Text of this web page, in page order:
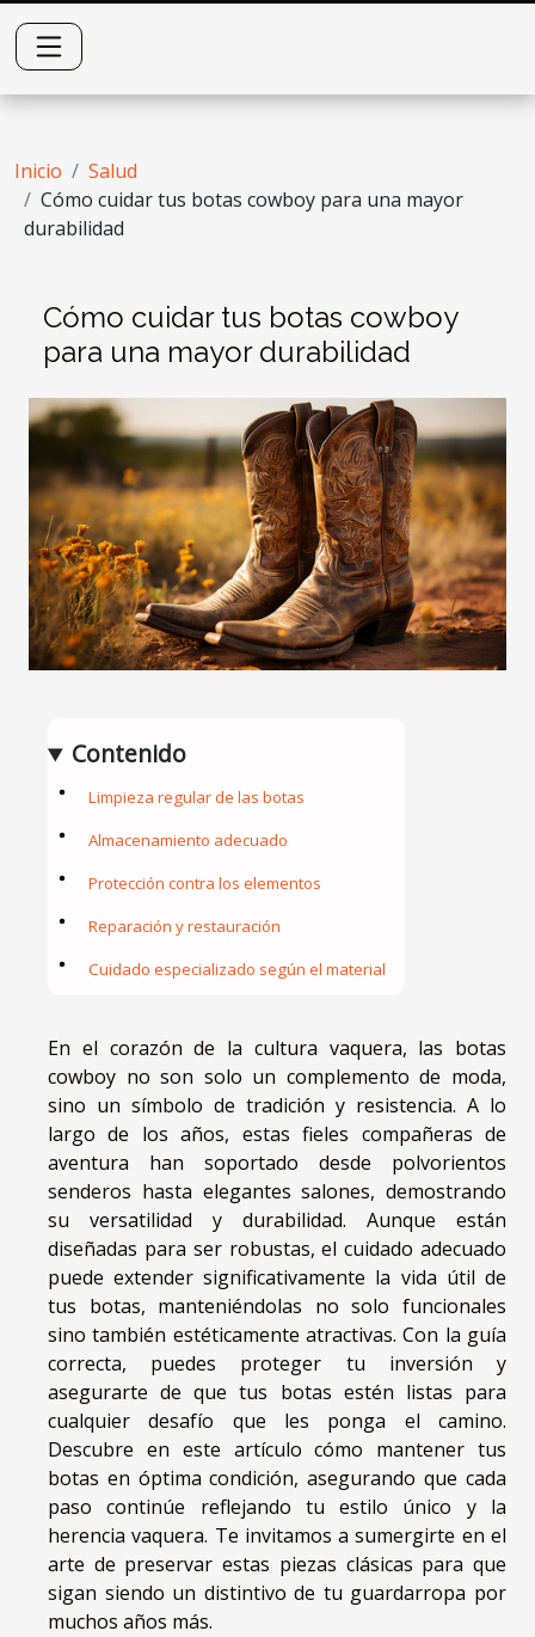
Inicio
Salud
Cómo cuidar tus botas cowboy para una mayor
durabilidad
Cómo cuidar tus botas cowboy
para una mayor durabilidad
Contenido
Limpieza regular de las botas
Almacenamiento adecuado
Protección contra los elementos
Reparación y restauración
Cuidado especializado según el material
En el corazón de la cultura vaquera, las botas
cowboy no son solo un complemento de moda,
sino un símbolo de tradición y resistencia. A lo
largo de los años, estas fieles compañeras de
aventura han soportado desde polvorientos
senderos hasta elegantes salones, demostrando
su versatilidad y durabilidad. Aunque están
diseñadas para ser robustas, el cuidado adecuado
puede extender significativamente la vida útil de
tus botas, manteniéndolas no solo funcionales
sino también estéticamente atractivas. Con la guía
correcta, puedes proteger tu inversión y
asegurarte de que tus botas estén listas para
cualquier desafío que les ponga el camino.
Descubre en este artículo cómo mantener tus
botas en óptima condición, asegurando que cada
paso continúe reflejando tu estilo único y la
herencia vaquera. Te invitamos a sumergirte en el
arte de preservar estas piezas clásicas para que
sigan siendo un distintivo de tu guardarropa por
muchos años más.